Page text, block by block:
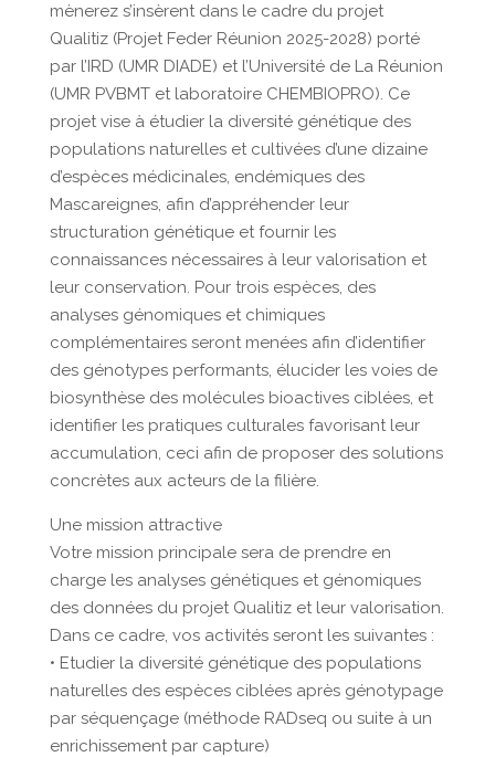
mènerez s’insèrent dans le cadre du projet
Qualitiz (Projet Feder Réunion 2025-2028) porté
par l’IRD (UMR DIADE) et l’Université de La Réunion
(UMR PVBMT et laboratoire CHEMBIOPRO). Ce
projet vise à étudier la diversité génétique des
populations naturelles et cultivées d’une dizaine
d’espèces médicinales, endémiques des
Mascareignes, afin d’appréhender leur
structuration génétique et fournir les
connaissances nécessaires à leur valorisation et
leur conservation. Pour trois espèces, des
analyses génomiques et chimiques
complémentaires seront menées afin d’identifier
des génotypes performants, élucider les voies de
biosynthèse des molécules bioactives ciblées, et
identifier les pratiques culturales favorisant leur
accumulation, ceci afin de proposer des solutions
concrètes aux acteurs de la filière.
Une mission attractive
Votre mission principale sera de prendre en
charge les analyses génétiques et génomiques
des données du projet Qualitiz et leur valorisation.
Dans ce cadre, vos activités seront les suivantes :
• Etudier la diversité génétique des populations
naturelles des espèces ciblées après génotypage
par séquençage (méthode RADseq ou suite à un
enrichissement par capture)